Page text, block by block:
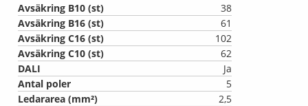
Avsäkring B10 (st)
38
Avsäkring B16 (st)
61
Avsäkring C16 (st)
102
Avsäkring C10 (st)
62
DALI
Ja
Antal poler
5
Ledararea (mm²)
2,5